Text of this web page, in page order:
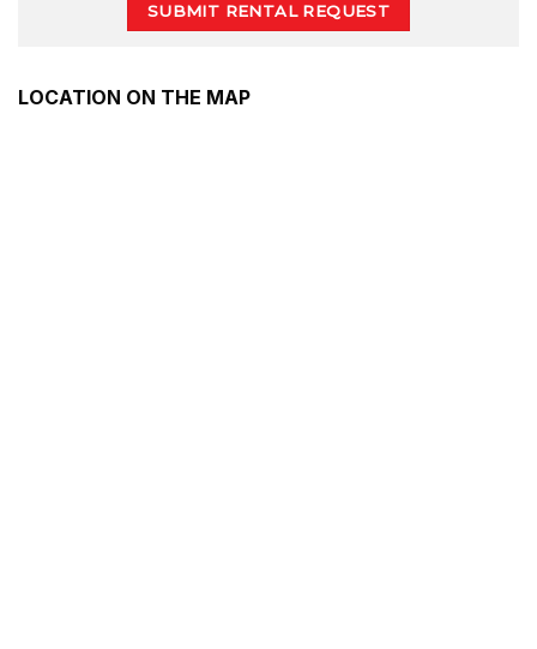
SUBMIT RENTAL REQUEST
LOCATION ON THE MAP